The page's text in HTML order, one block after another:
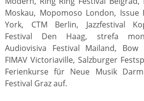
Moskau, Mopomoso London, Issue
York, CTM Berlin, Jazzfestival
Festival Den Haag, strefa
Audiovisiva Festival Mailand, Bow
FIMAV Victoriaville, Salzburger
Ferienkurse für Neue Musik
Festival Graz auf.